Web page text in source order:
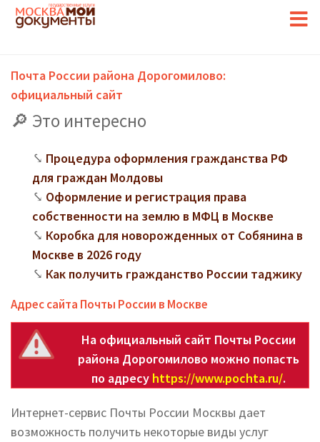
Почта России района Дорогомилово:
официальный сайт
Это интересно
Процедура оформления гражданства РФ
для граждан Молдовы
Оформление и регистрация права
собственности на землю в МФЦ в Москве
Коробка для новорожденных от Собянина в
Москве в 2026 году
Как получить гражданство России таджику
Адрес сайта Почты России в Москве
На официальный сайт Почты России
района Дорогомилово можно попасть
по адресу https://www.pochta.ru/.
Интернет-сервис Почты России Москвы дает
возможность получить некоторые виды услуг